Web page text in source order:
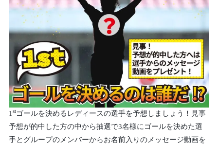
1stゴールを決めるレディースの選手を予想しましょう！見事
予想が的中した方の中から抽選で3名様にゴールを決めた選
手とグループのメンバーからお名前入りのメッセージ動画を